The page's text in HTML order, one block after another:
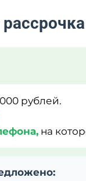
рублей.
на